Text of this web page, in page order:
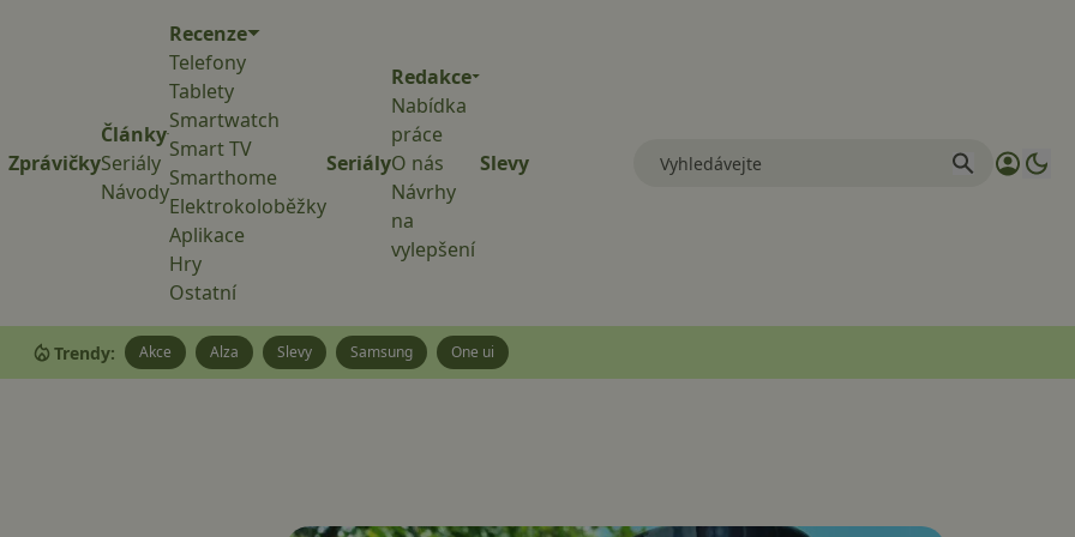
Zprávičky
Články
Seriály
Návody
Recenze
Telefony
Tablety
Smartwatch
Smart TV
Smarthome
Elektrokoloběžky
Aplikace
Hry
Ostatní
Seriály
Redakce
Nabídka
práce
O nás
Návrhy
na
vylepšení
Slevy
Trendy: Akce Alza Slevy Samsung One ui